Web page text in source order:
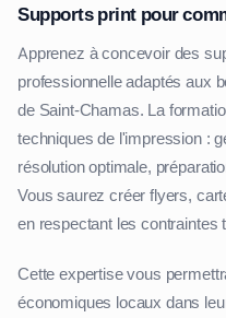
Supports print pour
Apprenez à concevoir des
professionnelle adaptés aux
de Saint-Chamas. La
techniques de l'impression :
résolution optimale,
Vous saurez créer flyers,
en respectant les contraintes
Cette expertise vous
économiques locaux dans